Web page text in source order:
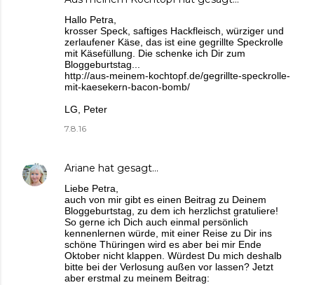
Hallo Petra,
krosser Speck, saftiges Hackfleisch, würziger und
zerlaufener Käse, das ist eine gegrillte Speckrolle
mit Käsefüllung. Die schenke ich Dir zum
Bloggeburtstag...
http://aus-meinem-kochtopf.de/gegrillte-speckrolle-
mit-kaesekern-bacon-bomb/
LG, Peter
7.8.16
Ariane hat gesagt…
Liebe Petra,
auch von mir gibt es einen Beitrag zu Deinem
Bloggeburtstag, zu dem ich herzlichst gratuliere!
So gerne ich Dich auch einmal persönlich
kennenlernen würde, mit einer Reise zu Dir ins
schöne Thüringen wird es aber bei mir Ende
Oktober nicht klappen. Würdest Du mich deshalb
bitte bei der Verlosung außen vor lassen? Jetzt
aber erstmal zu meinem Beitrag: